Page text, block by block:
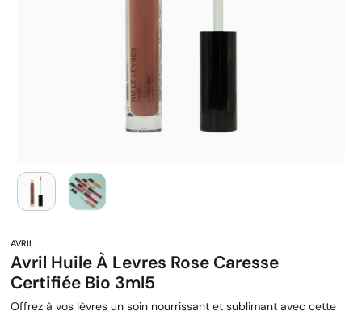
Avril Huile À Levres Rose Caresse
Certifiée Bio 3ml5
Offrez à vos lèvres un soin nourrissant et sublimant avec cette